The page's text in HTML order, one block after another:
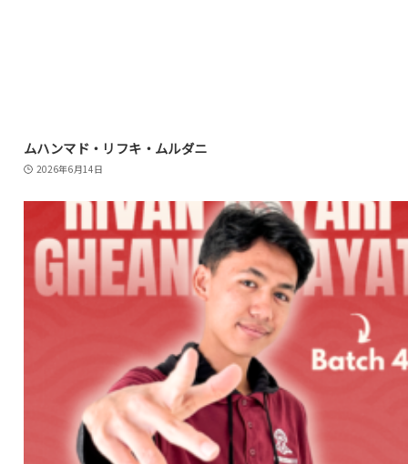
ムハンマド・リフキ・ムルダニ
2026年6月14日